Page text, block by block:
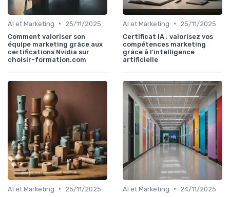
AI et Marketing •
25/11/2025
Comment valoriser son
équipe marketing grâce aux
certifications Nvidia sur
choisir-formation.com
AI et Marketing •
25/11/2025
Certificat IA : valorisez vos
compétences marketing
grâce à l’intelligence
artificielle
AI et Marketing •
25/11/2025
AI et Marketing •
24/11/2025